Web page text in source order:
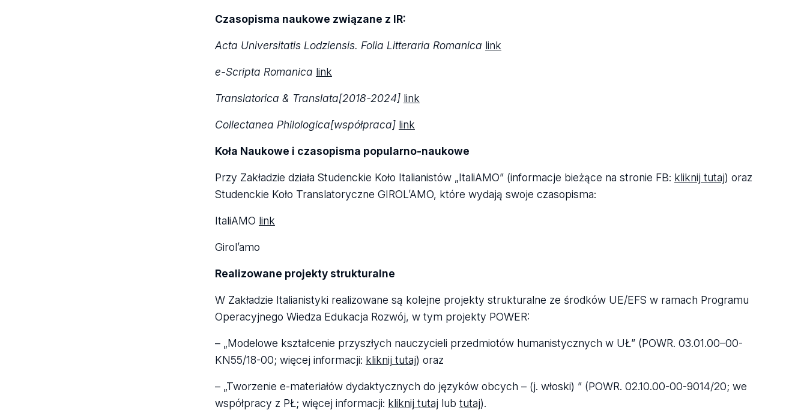
Cza­so­pi­sma naukowe zwią­zane z IR:
Acta Uni­ver­si­ta­tis Lodzien­sis. Folia Lit­te­ra­ria Roma­nica link
e-Scripta Roma­nica link
Trans­la­to­rica & Trans­lata[2018-2024] link
Col­lec­ta­nea Phi­lo­lo­gica[współpraca] link
Koła Nau­kowe i cza­so­pi­sma popu­larno-naukowe
Przy Zakła­dzie działa Stu­denc­kie Koło Ita­lia­ni­stów „Ita­li­AMO” (infor­ma­cje bie­żące na stro­nie FB: klik­nij tutaj) oraz
Stu­denc­kie Koło Trans­la­to­ryczne GIROL’AMO, które wydają swoje cza­so­pi­sma:
Ita­li­AMO link
Giro­l’amo
Reali­zo­wane pro­jekty struk­tu­ralne
W Zakła­dzie Ita­lia­ni­styki reali­zo­wane są kolejne pro­jekty struk­tu­ralne ze środ­ków UE/EFS w ramach Pro­gramu
Ope­ra­cyj­nego Wie­dza Edu­ka­cja Rozwój, w tym pro­jekty POWER:
– „Mode­lowe kształ­ce­nie przy­szłych nauczy­cieli przedmio­tów huma­ni­stycz­nych w UŁ” (POWR. 03.01.00–00-
KN55/18-00; wię­cej infor­ma­cji: klik­nij tutaj) oraz
– „Two­rze­nie e-mate­ria­łów dydak­tycz­nych do języ­ków obcych – (j. wło­ski) ” (POWR. 02.10.00-00-9014/20; we
współ­pracy z PŁ; wię­cej infor­ma­cji: klik­nij tutaj lub tutaj).